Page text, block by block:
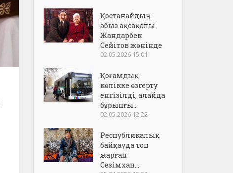
Қостанайдың
абыз ақсақалы
Жандарбек
Сейітов жөнінде
02.05.2026 15:01
Қоғамдық
көлікке өзгерту
енгізілді, алайда
бұрынғы...
02.05.2026 12:22
Республикалық
байқауда топ
жарған
Сезімхан...